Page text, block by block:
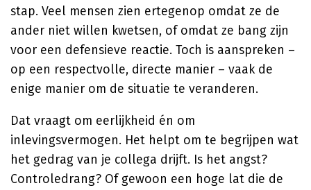
stap. Veel mensen zien ertegenop omdat ze de
ander niet willen kwetsen, of omdat ze bang zijn
voor een defensieve reactie. Toch is aanspreken –
op een respectvolle, directe manier – vaak de
enige manier om de situatie te veranderen.
Dat vraagt om eerlijkheid én om
inlevingsvermogen. Het helpt om te begrijpen wat
het gedrag van je collega drijft. Is het angst?
Controledrang? Of gewoon een hoge lat die de